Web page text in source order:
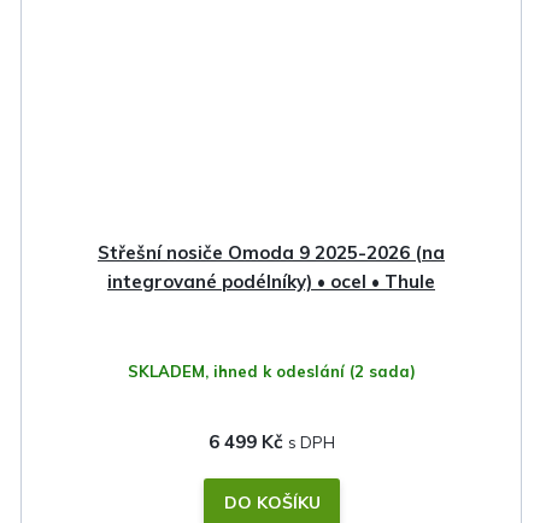
Střešní nosiče Omoda 9 2025-2026 (na
integrované podélníky) • ocel • Thule
SKLADEM, ihned k odeslání (2 sada)
6 499 Kč
DO KOŠÍKU